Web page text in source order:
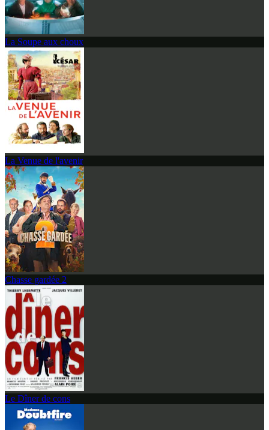
La Soupe aux choux
La Venue de l'avenir
Chasse gardée 2
Le Dîner de cons